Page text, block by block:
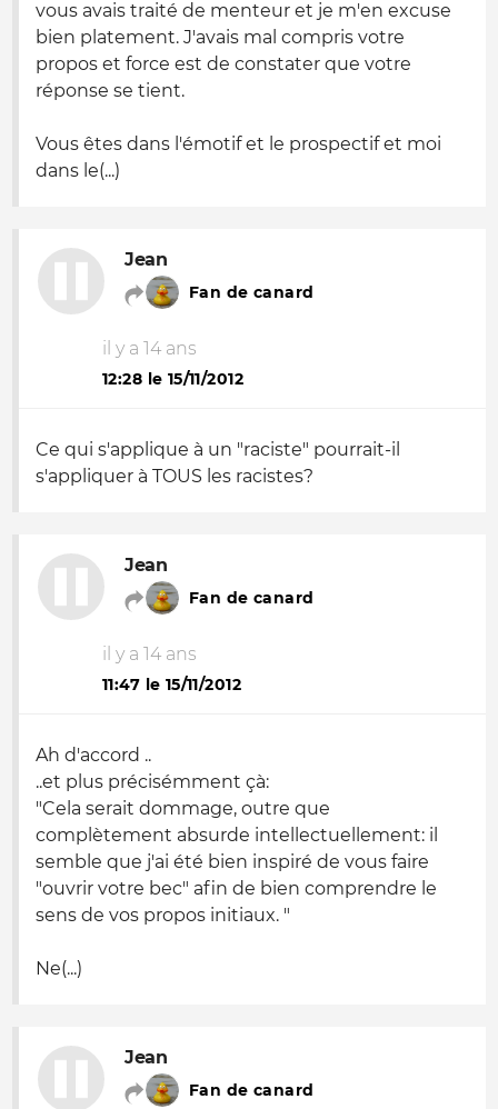
vous avais traité de menteur et je m'en excuse
bien platement. J'avais mal compris votre
propos et force est de constater que votre
réponse se tient.
Vous êtes dans l'émotif et le prospectif et moi
dans le(...)
Jean
Fan de canard
il y a 14 ans
12:28 le 15/11/2012
Ce qui s'applique à un "raciste" pourrait-il
s'appliquer à TOUS les racistes?
Jean
Fan de canard
il y a 14 ans
11:47 le 15/11/2012
Ah d'accord ..
..et plus précisémment çà:
"Cela serait dommage, outre que
complètement absurde intellectuellement: il
semble que j'ai été bien inspiré de vous faire
"ouvrir votre bec" afin de bien comprendre le
sens de vos propos initiaux. "
Ne(...)
Jean
Fan de canard